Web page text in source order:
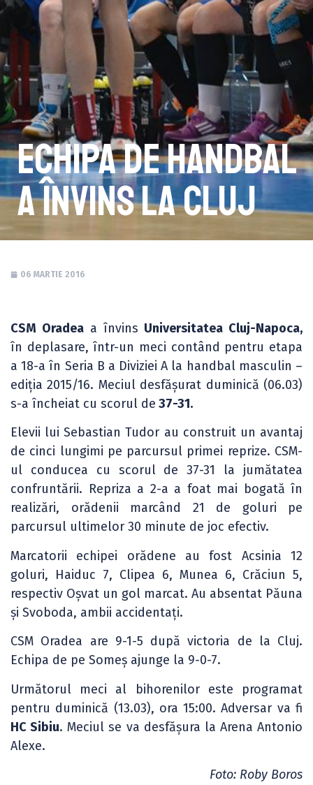
Echipa de handbal
a învins la Cluj
06 MARTIE 2016
CSM Oradea a învins Universitatea Cluj-Napoca,
în deplasare, într-un meci contând pentru etapa
a 18-a în Seria B a Diviziei A la handbal masculin –
ediția 2015/16. Meciul desfășurat duminică (06.03)
s-a încheiat cu scorul de 37-31.
Elevii lui Sebastian Tudor au construit un avantaj
de cinci lungimi pe parcursul primei reprize. CSM-
ul conducea cu scorul de 37-31 la jumătatea
confruntării. Repriza a 2-a a foat mai bogată în
realizări, orădenii marcând 21 de goluri pe
parcursul ultimelor 30 minute de joc efectiv.
Marcatorii echipei orădene au fost Acsinia 12
goluri, Haiduc 7, Clipea 6, Munea 6, Crăciun 5,
respectiv Oşvat un gol marcat. Au absentat Păuna
și Svoboda, ambii accidentați.
CSM Oradea are 9-1-5 după victoria de la Cluj.
Echipa de pe Someș ajunge la 9-0-7.
Următorul meci al bihorenilor este programat
pentru duminică (13.03), ora 15:00. Adversar va fi
HC Sibiu. Meciul se va desfășura la Arena Antonio
Alexe.
Foto: Roby Boros